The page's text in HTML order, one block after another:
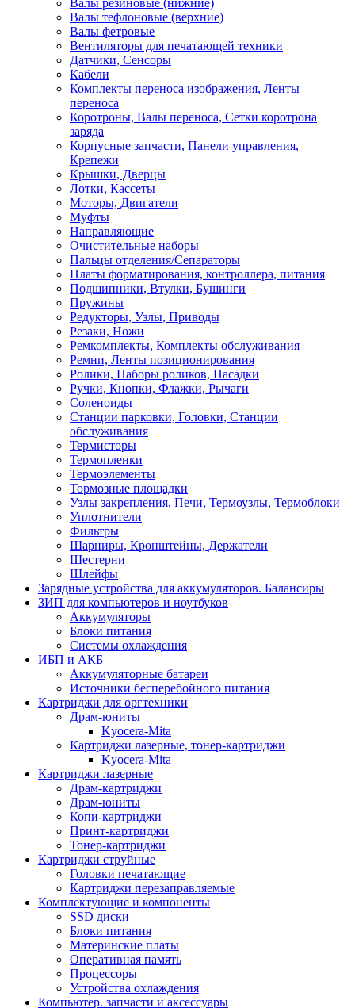
Валы резиновые (нижние)
Валы тефлоновые (верхние)
Валы фетровые
Вентиляторы для печатающей техники
Датчики, Сенсоры
Кабели
Комплекты переноса изображения, Ленты
переноса
Коротроны, Валы переноса, Сетки коротрона
заряда
Корпусные запчасти, Панели управления,
Крепежи
Крышки, Дверцы
Лотки, Кассеты
Моторы, Двигатели
Муфты
Направляющие
Очистительные наборы
Пальцы отделения/Сепараторы
Платы форматирования, контроллера, питания
Подшипники, Втулки, Бушинги
Пружины
Редукторы, Узлы, Приводы
Резаки, Ножи
Ремкомплекты, Комплекты обслуживания
Ремни, Ленты позиционирования
Ролики, Наборы роликов, Насадки
Ручки, Кнопки, Флажки, Рычаги
Соленоиды
Станции парковки, Головки, Станции
обслуживания
Термисторы
Термопленки
Термоэлементы
Тормозные площадки
Узлы закрепления, Печи, Термоузлы, Термоблоки
Уплотнители
Фильтры
Шарниры, Кронштейны, Держатели
Шестерни
Шлейфы
Зарядные устройства для аккумуляторов. Балансиры
ЗИП для компьютеров и ноутбуков
Аккумуляторы
Блоки питания
Системы охлаждения
ИБП и АКБ
Аккумуляторные батареи
Источники бесперебойного питания
Картриджи для оргтехники
Драм-юниты
Kyocera-Mita
Картриджи лазерные, тонер-картриджи
Kyocera-Mita
Картриджи лазерные
Драм-картриджи
Драм-юниты
Копи-картриджи
Принт-картриджи
Тонер-картриджи
Картриджи струйные
Головки печатающие
Картриджи перезаправляемые
Комплектующие и компоненты
SSD диски
Блоки питания
Материнские платы
Оперативная память
Процессоры
Устройства охлаждения
Компьютер. запчасти и аксессуары